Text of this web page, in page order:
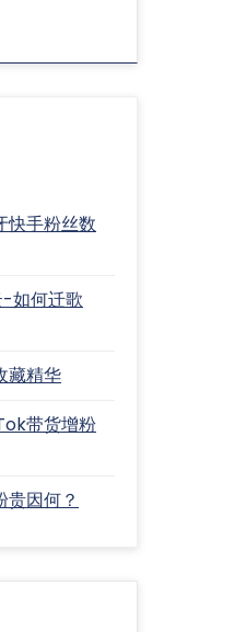
快手粉丝数
如何迁歌
藏精华
带货增粉
因何？